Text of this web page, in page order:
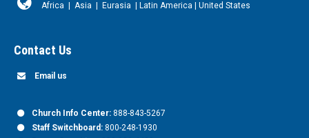
Africa Asia Eurasia Latin America United States
Contact Us
Email us
Church Info Center: 888-843-5267
Staff Switchboard: 800-248-1930